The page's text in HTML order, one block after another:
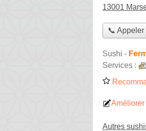
13001
📞
Sushi -
Services :
Autres